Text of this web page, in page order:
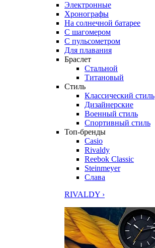
Электронные
Хронографы
На солнечной батарее
С шагомером
С пульсометром
Для плавания
Браслет
Стальной
Титановый
Стиль
Классический стиль
Дизайнерские
Военный стиль
Спортивный стиль
Топ-бренды
Casio
Rivaldy
Reebok Classic
Steinmeyer
Слава
RIVALDY ›